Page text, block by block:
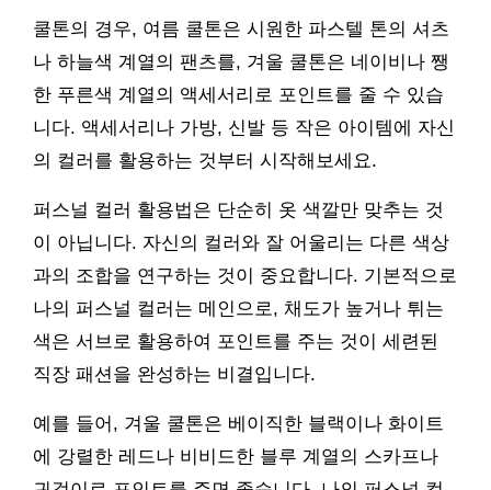
쿨톤의 경우, 여름 쿨톤은 시원한 파스텔 톤의 셔츠
나 하늘색 계열의 팬츠를, 겨울 쿨톤은 네이비나 쨍
한 푸른색 계열의 액세서리로 포인트를 줄 수 있습
니다. 액세서리나 가방, 신발 등 작은 아이템에 자신
의 컬러를 활용하는 것부터 시작해보세요.
퍼스널 컬러 활용법은 단순히 옷 색깔만 맞추는 것
이 아닙니다. 자신의 컬러와 잘 어울리는 다른 색상
과의 조합을 연구하는 것이 중요합니다. 기본적으로
나의 퍼스널 컬러는 메인으로, 채도가 높거나 튀는
색은 서브로 활용하여 포인트를 주는 것이 세련된
직장 패션을 완성하는 비결입니다.
예를 들어, 겨울 쿨톤은 베이직한 블랙이나 화이트
에 강렬한 레드나 비비드한 블루 계열의 스카프나